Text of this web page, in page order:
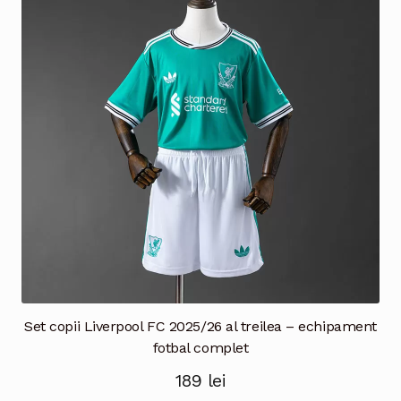
alese
în
pagina
produsului.
Set copii Liverpool FC 2025/26 al treilea – echipament
fotbal complet
189 lei